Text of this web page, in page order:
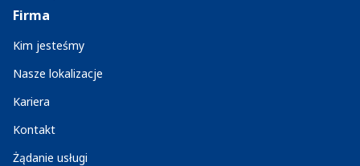
Firma
Kim jesteśmy
Nasze lokalizacje
Kariera
Kontakt
Żądanie usługi